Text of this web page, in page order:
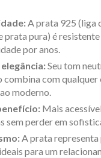
A prata 925 (liga
prata pura) é
por anos.
Seu tom
combina com qualquer
moderno.
Mais
sem perder em
A prata representa
para um